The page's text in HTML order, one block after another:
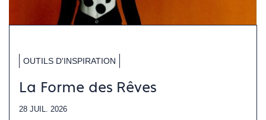
OUTILS D'INSPIRATION
La Forme des Rêves
28 JUIL. 2026